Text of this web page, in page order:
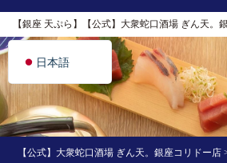
【銀座 天ぷら】【公式】大衆蛇口酒場 ぎん天。
【公式】大衆蛇口酒場 ぎん天。銀座コリドー店
日本語
English
简体中文